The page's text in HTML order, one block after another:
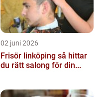
02 juni 2026
Frisör linköping så hittar
du rätt salong för din...